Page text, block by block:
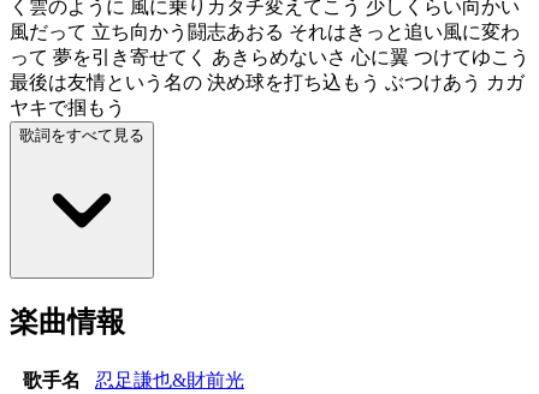
く雲のように 風に乗りカタチ変えてこう 少しくらい向かい
風だって 立ち向かう闘志あおる それはきっと追い風に変わ
って 夢を引き寄せてく あきらめないさ 心に翼 つけてゆこう
最後は友情という名の 決め球を打ち込もう ぶつけあう カガ
ヤキで掴もう
歌詞をすべて見る
楽曲情報
歌手名 忍足謙也&財前光